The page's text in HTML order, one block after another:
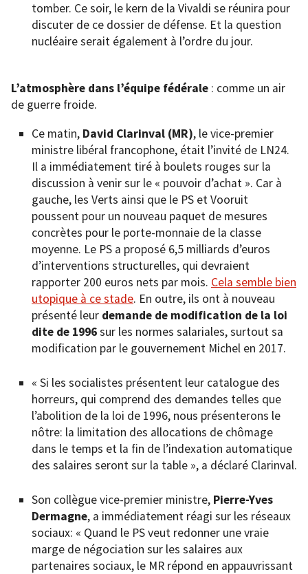
tomber. Ce soir, le kern de la Vivaldi se réunira pour
discuter de ce dossier de défense. Et la question
nucléaire serait également à l’ordre du jour.
L’atmosphère dans l’équipe fédérale : comme un air
de guerre froide.
Ce matin, David Clarinval (MR), le vice-premier
ministre libéral francophone, était l’invité de LN24.
Il a immédiatement tiré à boulets rouges sur la
discussion à venir sur le « pouvoir d’achat ». Car à
gauche, les Verts ainsi que le PS et Vooruit
poussent pour un nouveau paquet de mesures
concrètes pour le porte-monnaie de la classe
moyenne. Le PS a proposé 6,5 milliards d’euros
d’interventions structurelles, qui devraient
rapporter 200 euros nets par mois. Cela semble bien
utopique à ce stade. En outre, ils ont à nouveau
présenté leur demande de modification de la loi
dite de 1996sur les normes salariales, surtout sa
modification par le gouvernement Michel en 2017.
« Si les socialistes présentent leur catalogue des
horreurs, qui comprend des demandes telles que
l’abolition de la loi de 1996, nous présenterons le
nôtre: la limitation des allocations de chômage
dans le temps et la fin de l’indexation automatique
des salaires seront sur la table », a déclaré Clarinval.
Son collègue vice-premier ministre, Pierre-Yves
Dermagne, a immédiatement réagi sur les réseaux
sociaux: « Quand le PS veut redonner une vraie
marge de négociation sur les salaires aux
partenaires sociaux, le MR répond en appauvrissant